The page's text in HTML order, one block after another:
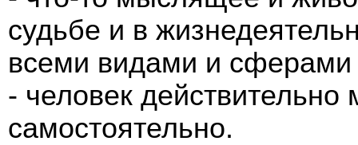
судьбе и в
всеми видами и сферами
- человек действительно
самостоятельно.